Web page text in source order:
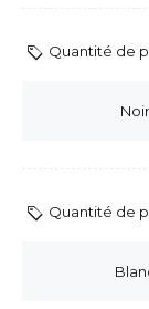
Quantité de
Noir
Quantité de